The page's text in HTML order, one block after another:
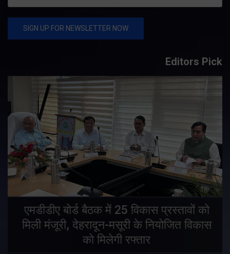
Editors Pick
एमडीडीए बोर्ड बैठक में 25 विकास प्रस्तावों को
मिली मंजूरी, देहरादून-मसूरी के नियोजित विकास
को मिलेगी रफ्तार